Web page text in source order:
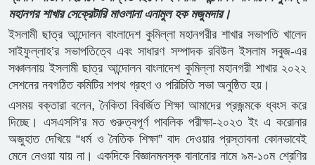
মহানগর শাখার সেক্রেটারি মাওলানা এনামুল হক মজুমদার।
ইসলামী ছাত্র আন্দোলন বাংলাদেশ কুমিল্লা মহানগরীর শাখার সভাপতি খালেদ
সাইফুল্লাহ’র সভাপতিত্বে এবং সাধারণ সম্পাদক রবিউল ইসলাম সবুজ-এর
সঞ্চালনায় ইসলামী ছাত্র আন্দোলন বাংলাদেশ কুমিল্লা মহানগরী শাখার ২০২২
সেশনের নবগঠিত কমিটির শপথ গ্রহণ ও পরিচিতি সভা অনুষ্ঠিত হয়।
এসময় বক্তারা বলেন, নৈকিতা বিবর্জিত শিক্ষা আমাদের প্রজন্মকে ধ্বংস করে
দিচ্ছে। এসএসসি’র মত গুরুত্বপূর্ণ পাবলিক পরীক্ষা-২০২৩ ইং এ করোনার
অজুহাত দেখিয়ে “ধর্ম ও নৈতিক শিক্ষা” বাদ দেওয়ার প্রস্তাবনা কোনভাবেই
মেনে নেওয়া যায় না। একদিকে বিজ্ঞানমনস্ক বানানোর নামে ৯ম-১০ম শ্রেণির